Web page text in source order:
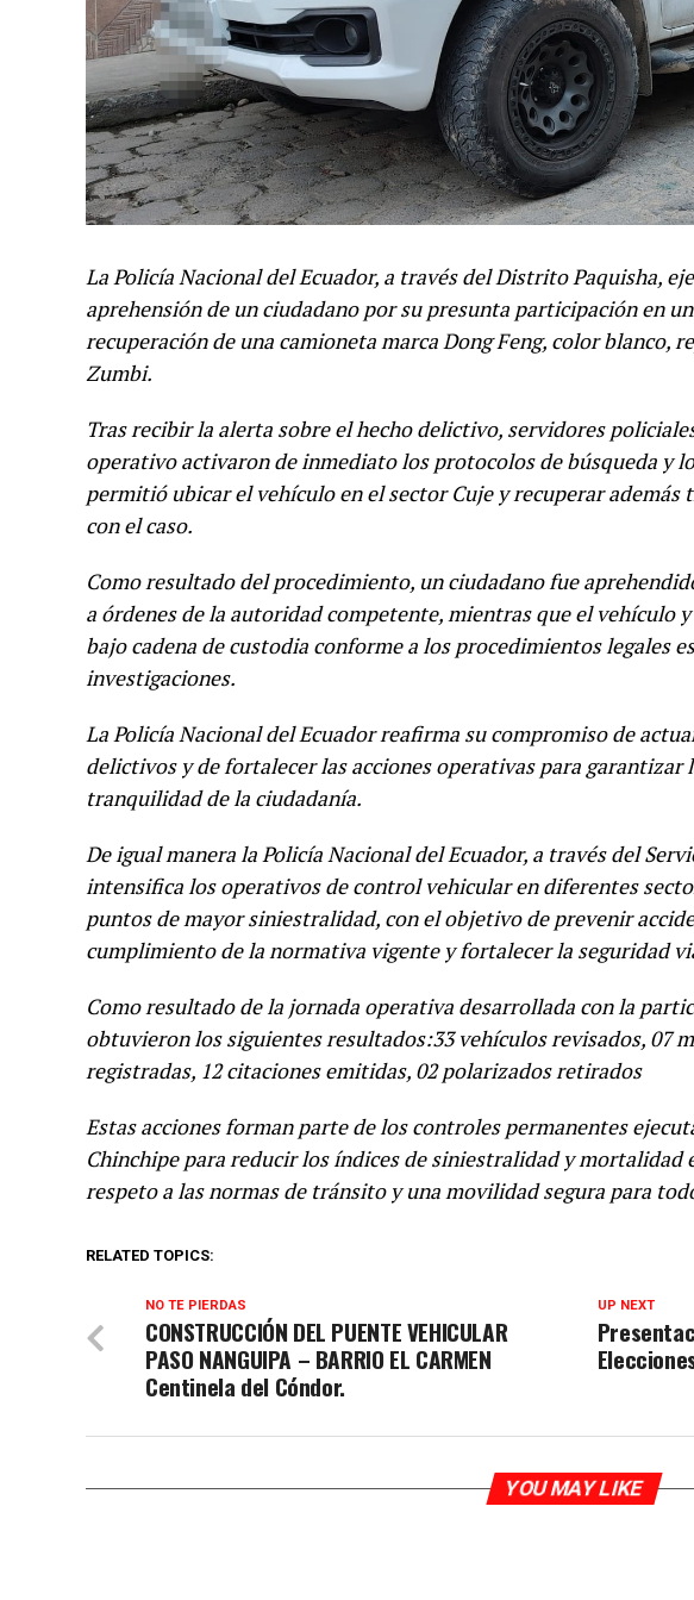
La Policía Nacional del Ecuador, a través del Distrito Paquisha,
aprehensión de un ciudadano por su presunta participación en
recuperación de una camioneta marca Dong Feng, color blanco,
Zumbi.
Tras recibir la alerta sobre el hecho delictivo, servidores
operativo activaron de inmediato los protocolos de búsqueda y
permitió ubicar el vehículo en el sector Cuje y recuperar
con el caso.
Como resultado del procedimiento, un ciudadano fue
a órdenes de la autoridad competente, mientras que el vehículo
bajo cadena de custodia conforme a los procedimientos legales
investigaciones.
La Policía Nacional del Ecuador reafirma su compromiso de
delictivos y de fortalecer las acciones operativas para garantizar
tranquilidad de la ciudadanía.
De igual manera la Policía Nacional del Ecuador, a través del
intensifica los operativos de control vehicular en diferentes
puntos de mayor siniestralidad, con el objetivo de prevenir
cumplimiento de la normativa vigente y fortalecer la seguridad
Como resultado de la jornada operativa desarrollada con la
obtuvieron los siguientes resultados:33 vehículos revisados, 07
registradas, 12 citaciones emitidas, 02 polarizados retirados
Estas acciones forman parte de los controles permanentes
Chinchipe para reducir los índices de siniestralidad y mortalidad
respeto a las normas de tránsito y una movilidad segura para
RELATED TOPICS:
UP NEXT
NO TE PIERDAS
CONSTRUCCIÓN DEL PUENTE VEHICULAR
PASO NANGUIPA – BARRIO EL CARMEN
Centinela del Cóndor.
YOU MAY LIKE